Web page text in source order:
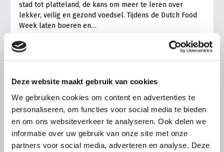
Deze website maakt gebruik van cookies
We gebruiken cookies om content en advertenties te
personaliseren, om functies voor social media te bieden
en om ons websiteverkeer te analyseren. Ook delen we
informatie over uw gebruik van onze site met onze
partners voor social media, adverteren en analyse. Deze
stad tot platteland, de kans om meer te leren over
lekker, veilig en gezond voedsel. Tijdens de Dutch Food
Week laten boeren en…
Lees meer